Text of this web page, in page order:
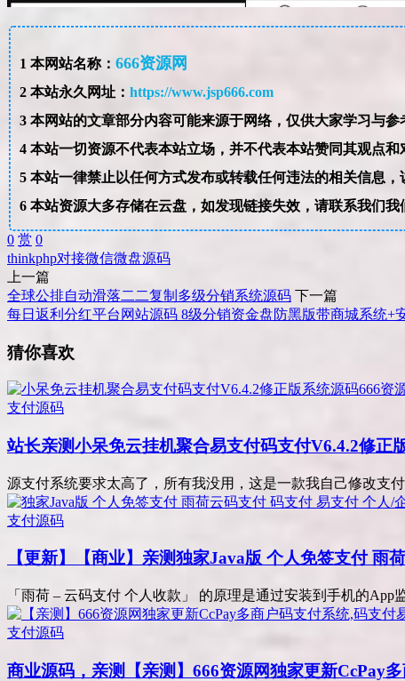
1 本网站名称： 666资源网
2本站永久网址： https://www.jsp666.com
3
4本站一切资源不代表本站立场，并不代表本站赞同其观点和
5本站一律禁止以任何方式发布或转载任何违法的相关信息，
6本站资源大多存储在云盘，如发现链接失效，请联系我们我
0 赏 0
thinkphp对接微信微盘源码
上一篇
全球公排自动滑落二二复制多级分销系统源码 下一篇
每日返利分红平台网站源码 8级分销资金盘防黑版带商城系统+
猜你喜欢
支付源码
站长亲测小呆免云挂机聚合易支付码支付V6.4.2修正
源支付系统要求太高了，所有我没用，这是一款我自己修改支
支付源码
【更新】【商业】亲测独家Java版 个人免签支付 雨
「雨荷 – 云码支付 个人收款」 的原理是通过安装到手机的App
支付源码
商业源码，亲测 【亲测】666资源网独家更新CcPay